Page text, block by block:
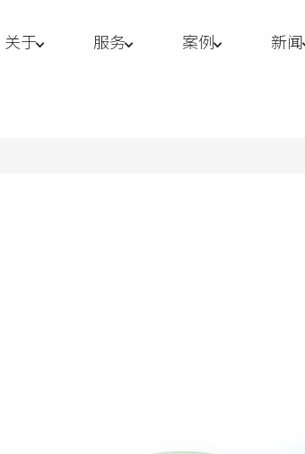
关于 服务 案例 新闻